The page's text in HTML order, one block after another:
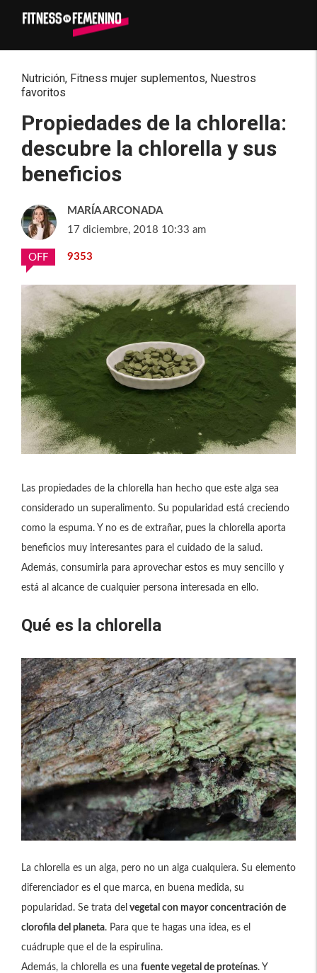
Nutrición, Fitness mujer suplementos, Nuestros
favoritos
Propiedades de la chlorella:
descubre la chlorella y sus
beneficios
MARÍA ARCONADA
17 diciembre, 2018 10:33 am
OFF 9353
Las propiedades de la chlorella han hecho que este alga sea
considerado un superalimento. Su popularidad está creciendo
como la espuma. Y no es de extrañar, pues la chlorella aporta
beneficios muy interesantes para el cuidado de la salud.
Además, consumirla para aprovechar estos es muy sencillo y
está al alcance de cualquier persona interesada en ello.
Qué es la chlorella
La chlorella es un alga, pero no un alga cualquiera. Su elemento
diferenciador es el que marca, en buena medida, su
popularidad. Se trata del vegetal con mayor concentración de
clorofila del planeta. Para que te hagas una idea, es el
cuádruple que el de la espirulina.
Además, la chlorella es una fuente vegetal de proteínas. Y